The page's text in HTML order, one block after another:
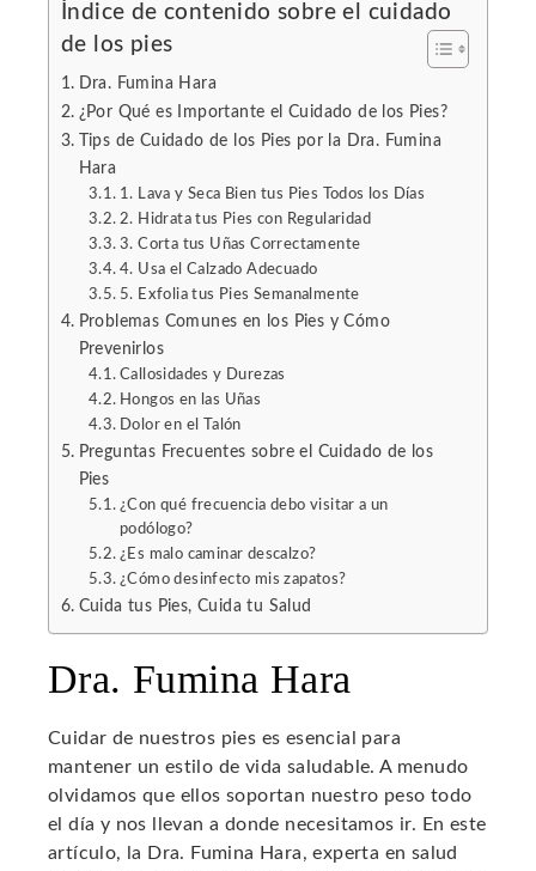
Índice de contenido sobre el cuidado
de los pies
Dra. Fumina Hara
¿Por Qué es Importante el Cuidado de los Pies?
Tips de Cuidado de los Pies por la Dra. Fumina
Hara
1. Lava y Seca Bien tus Pies Todos los Días
2. Hidrata tus Pies con Regularidad
3. Corta tus Uñas Correctamente
4. Usa el Calzado Adecuado
5. Exfolia tus Pies Semanalmente
Problemas Comunes en los Pies y Cómo
Prevenirlos
Callosidades y Durezas
Hongos en las Uñas
Dolor en el Talón
Preguntas Frecuentes sobre el Cuidado de los
Pies
¿Con qué frecuencia debo visitar a un
podólogo?
¿Es malo caminar descalzo?
¿Cómo desinfecto mis zapatos?
Cuida tus Pies, Cuida tu Salud
Dra. Fumina Hara
Cuidar de nuestros pies es esencial para
mantener un estilo de vida saludable. A menudo
olvidamos que ellos soportan nuestro peso todo
el día y nos llevan a donde necesitamos ir. En este
artículo, la Dra. Fumina Hara, experta en salud